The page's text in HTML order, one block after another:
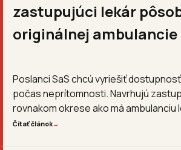
zastupujúci lekár
originálnej ambulancie
Poslanci SaS chcú vyriešiť
počas neprítomnosti. Navrhujú
rovnakom okrese ako má ambulanciu
Čítať článok→